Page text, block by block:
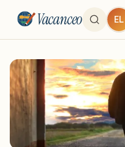
Vacanceo EL